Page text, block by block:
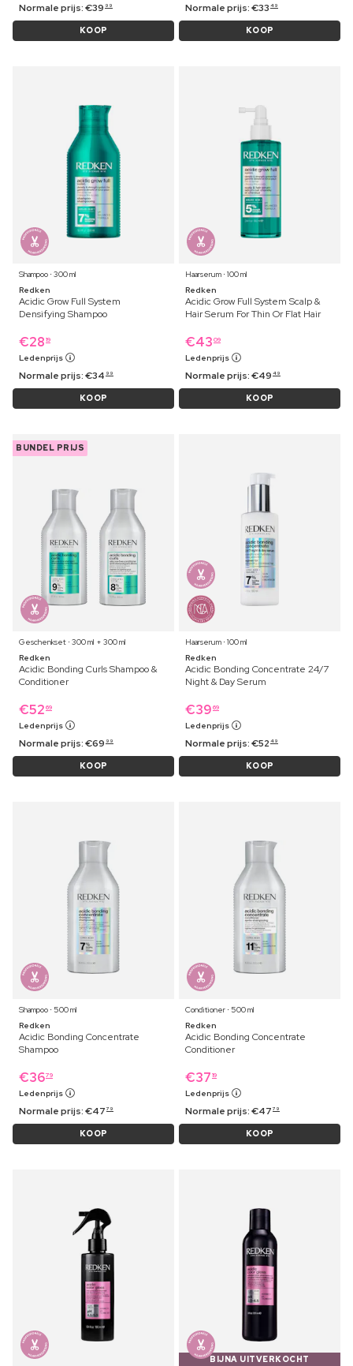
Normale prijs:€39 99
KOOP
Normale prijs:€33 49
KOOP
Shampoo ⋅ 300 ml
Redken
Acidic Grow Full System
Densifying Shampoo
€28 19
Ledenprijs
Normale prijs:€34 99
KOOP
Haarserum ⋅ 100 ml
Redken
Acidic Grow Full System Scalp &
Hair Serum For Thin Or Flat Hair
€43 09
Ledenprijs
Normale prijs:€49 49
KOOP
BUNDEL PRIJS
Geschenkset ⋅ 300 ml + 300 ml
Redken
Acidic Bonding Curls Shampoo &
Conditioner
€52 69
Ledenprijs
Normale prijs:€69 99
KOOP
Haarserum ⋅ 100 ml
Redken
Acidic Bonding Concentrate 24/7
Night & Day Serum
€39 69
Ledenprijs
Normale prijs:€52 49
KOOP
Shampoo ⋅ 500 ml
Redken
Acidic Bonding Concentrate
Shampoo
€3679
Ledenprijs
Normale prijs:€47 79
KOOP
Conditioner ⋅ 500 ml
Redken
Acidic Bonding Concentrate
Conditioner
€37 19
Ledenprijs
Normale prijs:€47 79
KOOP
BIJNA UITVERKOCHT